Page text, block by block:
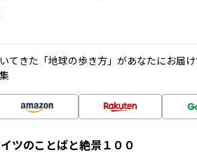
てきた「地球の歩き方」があなたにお届
ツのことばと絶景１００